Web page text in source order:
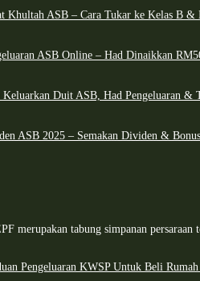
Khultah ASB – Cara Tukar ke Kelas B &
ASB Online – Had Dinaikkan
Keluarkan Duit ASB, Had Pengeluaran &
ASB 2025 – Semakan Dividen &
merupakan tabung simpanan persaraan
Pengeluaran KWSP Untuk Beli